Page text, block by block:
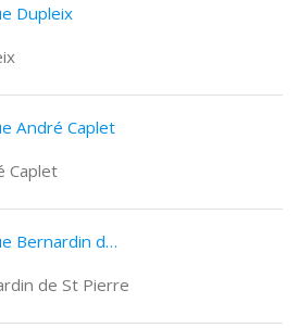
Dupleix
André Caplet
Caplet
CIC Le Havre 30 Rue Bernardin de St Pierre
de St Pierre